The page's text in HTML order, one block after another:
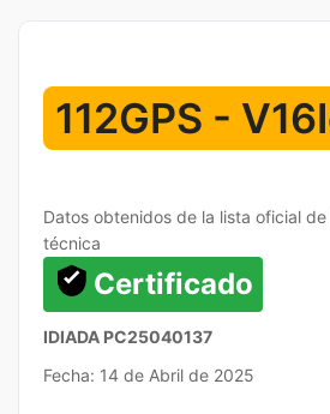
112GPS -
Datos obtenidos de la lista oficial
técnica
Certificado
IDIADA PC25040137
Fecha: 14 de Abril de 2025